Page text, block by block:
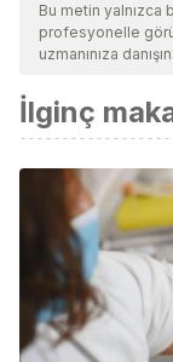
Bu metin yalnızca
profesyonelle
uzmanınıza danışın.
İlginç